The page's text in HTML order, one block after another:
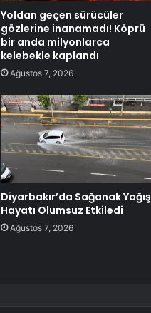
Yoldan geçen sürücüler
gözlerine inanamadı! Köprü
bir anda milyonlarca
kelebekle kaplandı
Ağustos 7, 2026
Diyarbakır’da Sağanak Yağış
Hayatı Olumsuz Etkiledi
Ağustos 7, 2026